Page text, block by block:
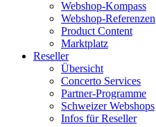
Webshop-Kompass
Webshop-Referenzen
Product Content
Marktplatz
Reseller
Übersicht
Concerto Services
Partner-Programme
Schweizer Webshops
Infos für Reseller